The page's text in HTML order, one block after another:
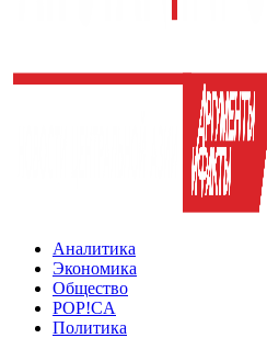
Аналитика
Экономика
Общество
POP!CA
Политика